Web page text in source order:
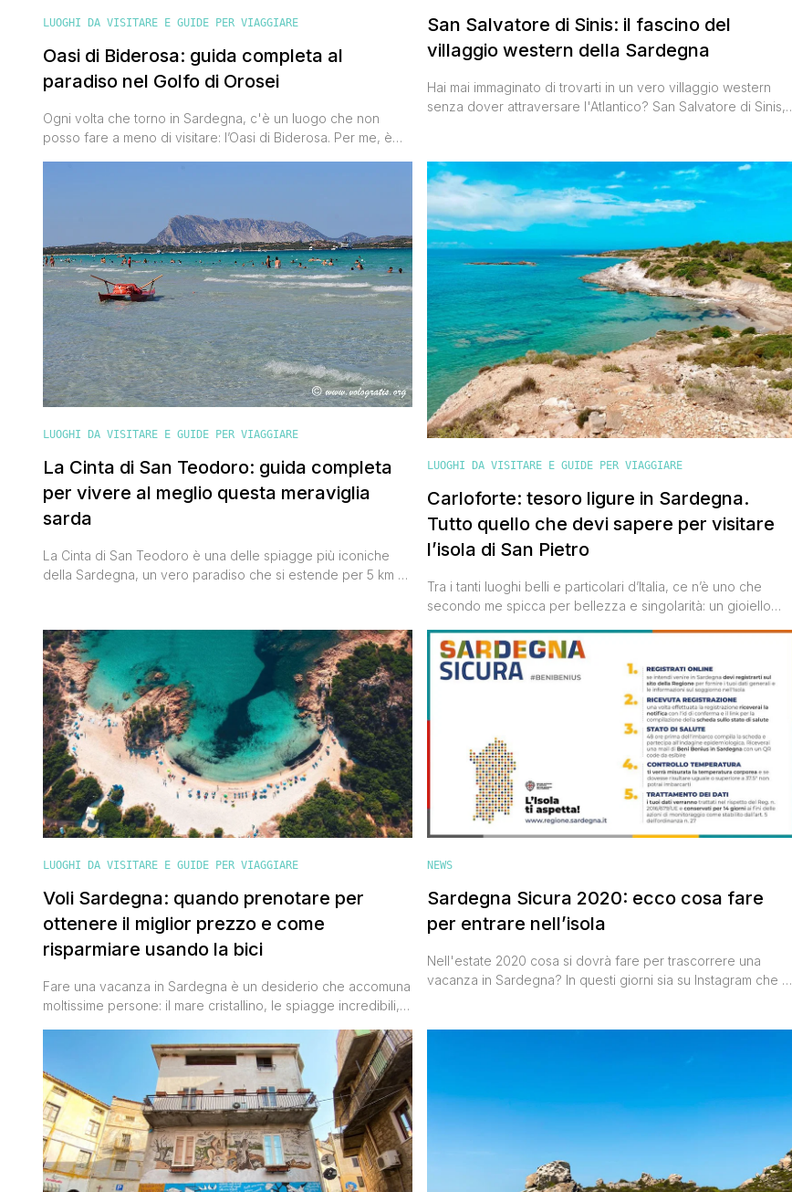
LUOGHI DA VISITARE E GUIDE PER VIAGGIARE
Oasi di Biderosa: guida completa al
paradiso nel Golfo di Orosei
Ogni volta che torno in Sardegna, c'è un luogo che non
posso fare a meno di visitare: l’Oasi di Biderosa. Per me, è
godere di una pace [']
San Salvatore di Sinis: il fascino del
villaggio western della Sardegna
Hai mai immaginato di trovarti in un vero villaggio western
senza dover attraversare l'Atlantico? San Salvatore di Sinis,
bianche e un'atmosfera sospesa nel tempo, questo borgo ti
farà viaggiare con la fantasia nel selvaggio West. Quando
sono [']
LUOGHI DA VISITARE E GUIDE PER VIAGGIARE
La Cinta di San Teodoro: guida completa
per vivere al meglio questa meraviglia
sarda
La Cinta di San Teodoro è una delle spiagge più iconiche
della Sardegna, un vero paradiso che si estende per 5 km di
orientale dell’isola, tra Olbia e Budoni, è perfetta per ogni
tipo di [']
LUOGHI DA VISITARE E GUIDE PER VIAGGIARE
Carloforte: tesoro ligure in Sardegna.
Tutto quello che devi sapere per visitare
l’isola di San Pietro
Tra i tanti luoghi belli e particolari d’Italia, ce n’è uno che
secondo me spicca per bellezza e singolarità: un gioiello
sull'isola di San Pietro, al largo delle coste della Sardegna.
Questa affascinante località racchiude una storia unica che
ancora oggi si riflette nelle sue tradizioni e nella [']
LUOGHI DA VISITARE E GUIDE PER VIAGGIARE
Voli Sardegna: quando prenotare per
ottenere il miglior prezzo e come
risparmiare usando la bici
Fare una vacanza in Sardegna è un desiderio che accomuna
moltissime persone: il mare cristallino, le spiagge incredibili,
sono solo alcuni dei motivi che spingono moltissimi turisti
ogni anno a scegliere quest’isola come meta del proprio
viaggio. Chi vuole andare in Sardegna senza spendere una
fortuna può farlo [']
NEWS
Sardegna Sicura 2020: ecco cosa fare
per entrare nell’isola
Nell'estate 2020 cosa si dovrà fare per trascorrere una
vacanza in Sardegna? In questi giorni sia su Instagram che su